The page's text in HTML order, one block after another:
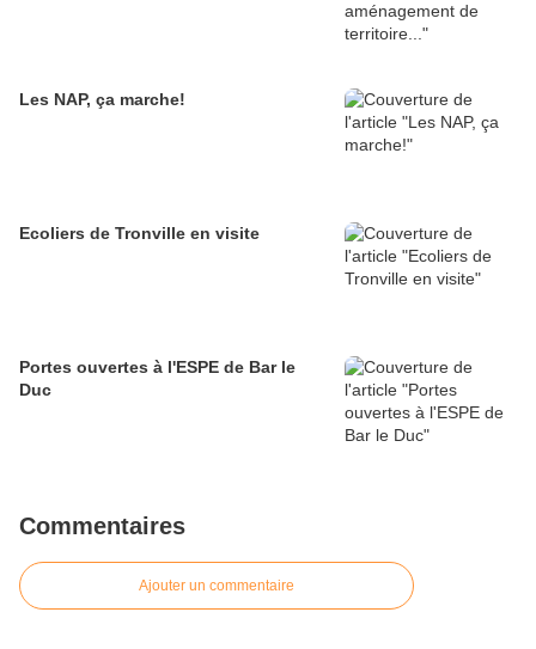
Les NAP, ça marche!
Ecoliers de Tronville en visite
Portes ouvertes à l'ESPE de Bar le
Duc
Commentaires
Ajouter un commentaire